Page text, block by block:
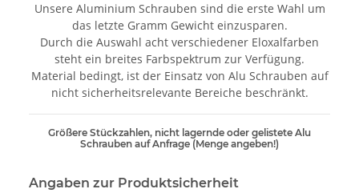
Unsere Aluminium Schrauben sind die erste Wahl um
das letzte Gramm Gewicht einzusparen.
Durch die Auswahl acht verschiedener Eloxalfarben
steht ein breites Farbspektrum zur Verfügung.
Material bedingt, ist der Einsatz von Alu Schrauben auf
nicht sicherheitsrelevante Bereiche beschränkt.
Größere Stückzahlen, nicht lagernde oder gelistete Alu
Schrauben auf Anfrage (Menge angeben!)
Angaben zur Produktsicherheit